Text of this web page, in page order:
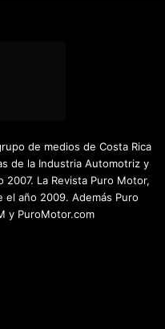
de medios de Costa Rica
de la Industria Automotriz y
La Revista Puro Motor,
el año 2009. Además Puro
y PuroMotor.com